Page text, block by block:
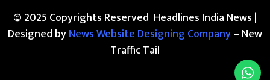
© 2025 Copyrights Reserved Headlines India News |
Designed byNews Website Designing Company– New
Traffic Tail